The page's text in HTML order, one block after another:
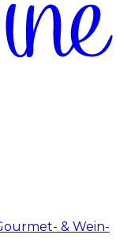
& Wein-